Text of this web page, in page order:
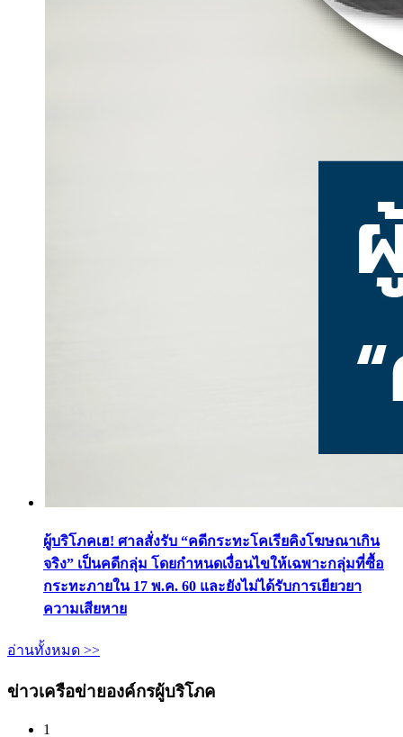
ผู้บริโภคเฮ! ศาลสั่งรับ “คดีกระทะโคเรียคิงโฆษณาเกิน
จริง” เป็นคดีกลุ่ม โดยกำหนดเงื่อนไขให้เฉพาะกลุ่มที่ซื้อ
กระทะภายใน 17 พ.ค. 60 และยังไม่ได้รับการเยียวยา
ความเสียหาย
อ่านทั้งหมด >>
ข่าวเครือข่ายองค์กรผู้บริโภค
1